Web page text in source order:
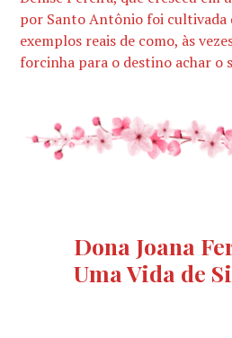
por Santo Antônio foi cultivada
exemplos reais de como, às
forcinha para o destino achar o
Dona Joana
Uma Vida de